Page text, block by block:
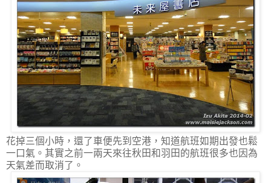
花掉三個小時，還了車便先到空港，知道航班如期出發也鬆
一口氣。其實之前一兩天來往秋田和羽田的航班很多也因為
天氣差而取消了。